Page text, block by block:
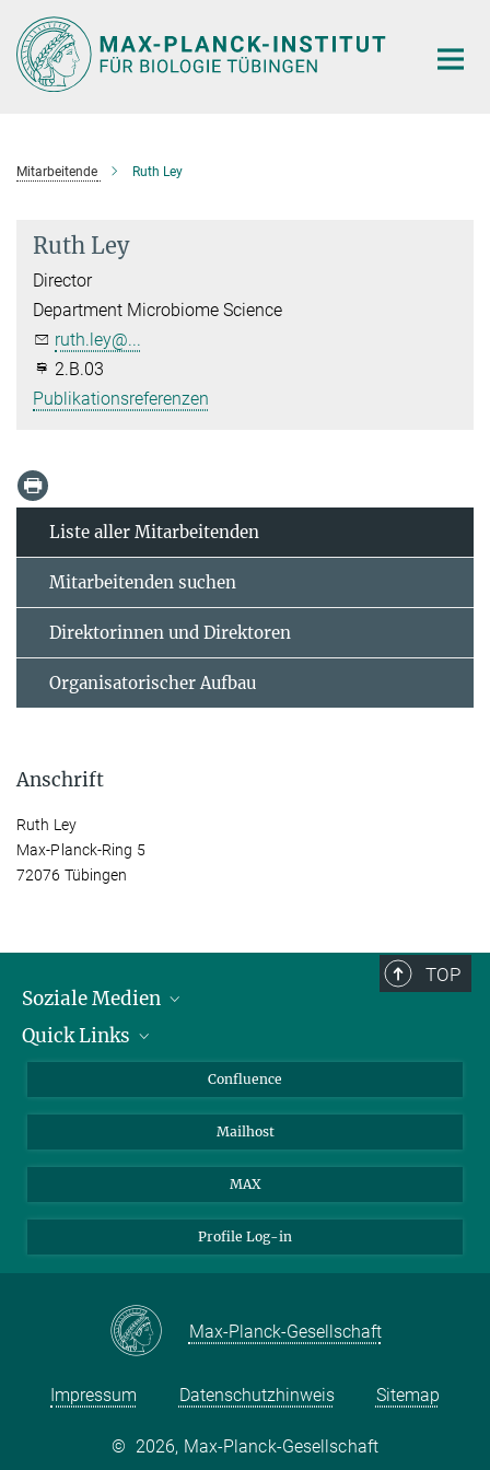
Hauptinhalt
Mitarbeitende Ruth Ley
Ruth Ley
Director
Department Microbiome Science
ruth.ley@...
2.B.03
Publikationsreferenzen
Liste aller Mitarbeitenden
Mitarbeitenden suchen
Direktorinnen und Direktoren
Organisatorischer Aufbau
Anschrift
Ruth Ley
Max-Planck-Ring 5
72076 Tübingen
TOP
Soziale Medien
LinkedIn
Quick Links
Für Journalisten und Journalistinnen
Ihr Weg zu uns
Confluence
Mailhost
MAX
Profile Log-in
Max-Planck-Gesellschaft
Impressum Datenschutzhinweis Sitemap
© 2026, Max-Planck-Gesellschaft